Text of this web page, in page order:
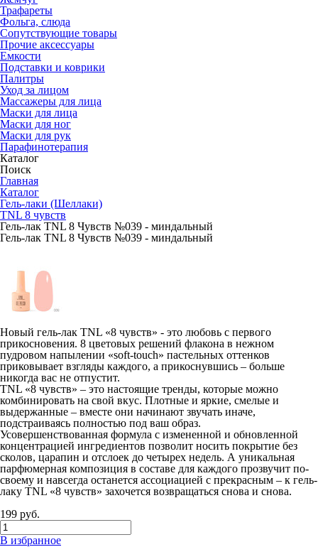
Трафареты
Фольга, слюда
Сопутствующие товары
Прочие аксессуары
Емкости
Подставки и коврики
Палитры
Уход за лицом
Массажеры для лица
Маски для лица
Маски для ног
Маски для рук
Парафино­терапия
Каталог
Поиск
Главная
Каталог
Гель-лаки (Шеллаки)
TNL 8 чувств
Гель-лак TNL 8 Чувств №039 - миндальный
Гель-лак TNL 8 Чувств №039 - миндальный
Новый гель-лак TNL «8 чувств» - это любовь с первого
прикосновения. 8 цветовых решений флакона в нежном
пудровом напылении «soft-touch» пастельных оттенков
приковывает взгляды каждого, а прикоснувшись – больше
никогда вас не отпустит.
TNL «8 чувств» – это настоящие тренды, которые можно
комбинировать на свой вкус. Плотные и яркие, смелые и
выдержанные – вместе они начинают звучать иначе,
подстраиваясь полностью под ваш образ.
Усовершенствованная формула с измененной и обновленной
концентрацией ингредиентов позволит носить покрытие без
сколов, царапин и отслоек до четырех недель. А уникальная
парфюмерная композиция в составе для каждого прозвучит по-
своему и навсегда останется ассоциацией с прекрасным – к гель-
лаку TNL «8 чувств» захочется возвращаться снова и снова.
199 руб.
В избранное